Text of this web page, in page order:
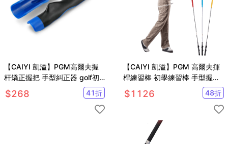
【CAIYI 凱溢】PGM高爾夫握
杆矯正握把 手型糾正器 golf初
學者練習握把
$268 41折
【CAIYI 凱溢】PGM 高爾夫揮
桿練習棒 初學練習棒 手型握把
練習揮桿棒 高爾夫球桿 初學球
桿
$1126 48折